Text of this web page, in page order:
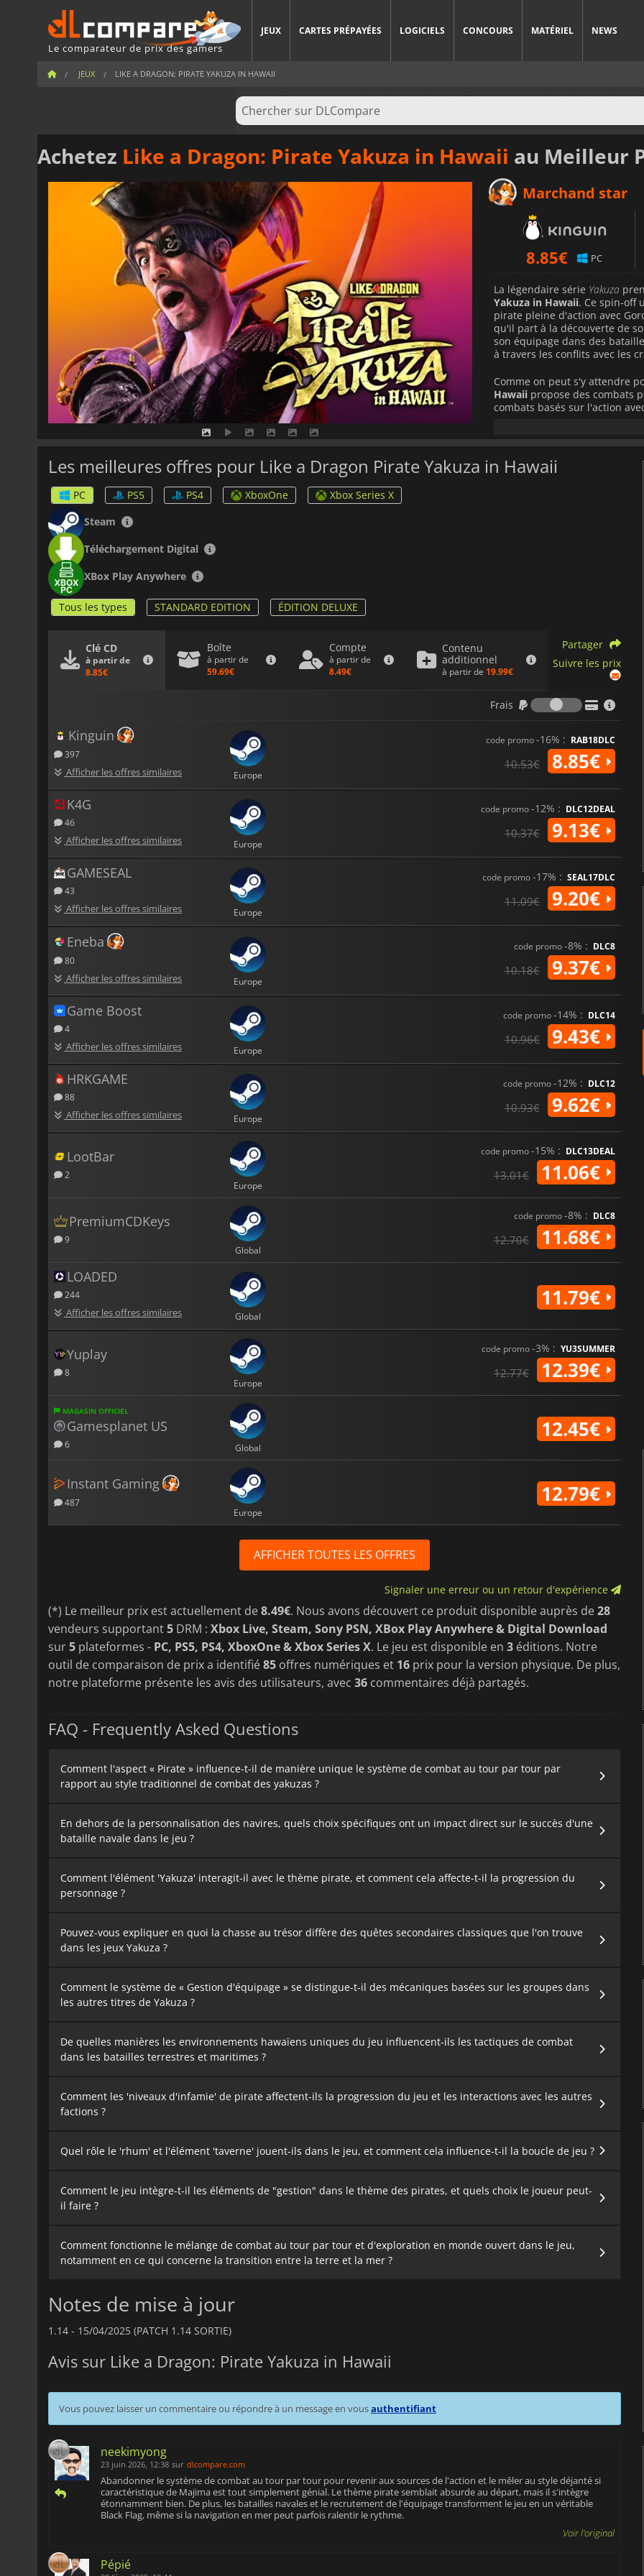
Le comparateur de prix des gamers
JEUX CARTES PRÉPAYÉES LOGICIELS CONCOURS MATÉRIEL NEWS
JEUX LIKE A DRAGON: PIRATE YAKUZA IN HAWAII
Achetez Like a Dragon: Pirate Yakuza in Hawaii au Meilleur
Marchand star
8.85€ PC
La légendaire série Yakuza
Yakuza in Hawaii. Ce spin-off
pirate pleine d'action avec
qu'il part à la découverte de
son équipage dans des
à travers les conflits avec les
Comme on peut s'y attendre
Hawaii propose des combats
combats basés sur l'action
formule précédente de
Un scénario palpitant et une
dans cette aventure qui se
Les meilleures offres pour Like a Dragon Pirate Yakuza in Hawaii
PC PS5 PS4 XboxOne
Xbox Series X
Steam
Téléchargement Digital
XBox Play Anywhere
Tous les types STANDARD EDITION ÉDITION DELUXE
Clé CD
à partir de
8.85€
Boîte
à partir de
59.69€
Compte
à partir de
8.49€
Contenu
additionnel
à partir de 19.99€
Partager
Suivre les prix
Frais
Frais
Kinguin
397
Afficher les offres similaires Europe
code promo-16% : RAB18DLC
10.53€ 8.85€
K4G
46
Afficher les offres similaires Europe
code promo-12% : DLC12DEAL
10.37€ 9.13€
GAMESEAL
43
Afficher les offres similaires Europe
code promo-17% : SEAL17DLC
11.09€ 9.20€
Eneba
80
Afficher les offres similaires Europe
code promo-8% : DLC8
10.18€ 9.37€
Game Boost
4
Afficher les offres similaires Europe
code promo-14% : DLC14
10.96€ 9.43€
HRKGAME
88
Afficher les offres similaires Europe
code promo-12% : DLC12
10.93€ 9.62€
LootBar
2
Europe
code promo-15% : DLC13DEAL
13.01€ 11.06€
PremiumCDKeys
9
Global
code promo-8% : DLC8
12.70€ 11.68€
LOADED
244
Afficher les offres similaires Global
11.79€
Yuplay
8
Europe
code promo-3% : YU3SUMMER
12.77€ 12.39€
MAGASIN OFFICIEL
Gamesplanet US
6 Global
12.45€
Instant Gaming
487
Europe
12.79€
AFFICHER TOUTES LES OFFRES
Signaler une erreur ou un retour d'expérience
(*) Le meilleur prix est actuellement de8.49€. Nous avons découvert ce produit disponible auprès de28
vendeurs supportant5 DRM : Xbox Live, Steam, Sony PSN, XBox Play Anywhere & Digital Download
sur5 plateformes - PC, PS5, PS4, XboxOne & Xbox Series X. Le jeu est disponible en 3 éditions. Notre
outil de comparaison de prix a identifié85 offres numériques et 16 prix pour la version physique. De plus,
notre plateforme présente les avis des utilisateurs, avec 36 commentaires déjà partagés.
FAQ - Frequently Asked Questions
Comment l'aspect « Pirate » influence-t-il de manière unique le système de combat au tour par tour par
rapport au style traditionnel de combat des yakuzas ?
En dehors de la personnalisation des navires, quels choix spécifiques ont un impact direct sur le succès d'une
bataille navale dans le jeu ?
Comment l'élément 'Yakuza' interagit-il avec le thème pirate, et comment cela affecte-t-il la progression du
personnage ?
Pouvez-vous expliquer en quoi la chasse au trésor diffère des quêtes secondaires classiques que l'on trouve
dans les jeux Yakuza ?
Comment le système de « Gestion d'équipage » se distingue-t-il des mécaniques basées sur les groupes dans
les autres titres de Yakuza ?
De quelles manières les environnements hawaïens uniques du jeu influencent-ils les tactiques de combat
dans les batailles terrestres et maritimes ?
Comment les 'niveaux d'infamie' de pirate affectent-ils la progression du jeu et les interactions avec les autres
factions ?
Quel rôle le 'rhum' et l'élément 'taverne' jouent-ils dans le jeu, et comment cela influence-t-il la boucle de jeu ?
Comment le jeu intègre-t-il les éléments de "gestion" dans le thème des pirates, et quels choix le joueur peut-
il faire ?
Comment fonctionne le mélange de combat au tour par tour et d'exploration en monde ouvert dans le jeu,
notamment en ce qui concerne la transition entre la terre et la mer ?
Notes de mise à jour
1.14 - 15/04/2025 (PATCH 1.14 SORTIE)
Avis sur Like a Dragon: Pirate Yakuza in Hawaii
Vous pouvez laisser un commentaire ou répondre à un message en vousauthentifiant
neekimyong
23 juin 2026, 12:38 sur dlcompare.com
Abandonner le système de combat au tour par tour pour revenir aux sources de l'action et le mêler au style déjanté si
caractéristique de Majima est tout simplement génial. Le thème pirate semblait absurde au départ, mais il s'intègre
étonnamment bien. De plus, les batailles navales et le recrutement de l'équipage transforment le jeu en un véritable
Black Flag, même si la navigation en mer peut parfois ralentir le rythme.
Voir l'original
Pépié